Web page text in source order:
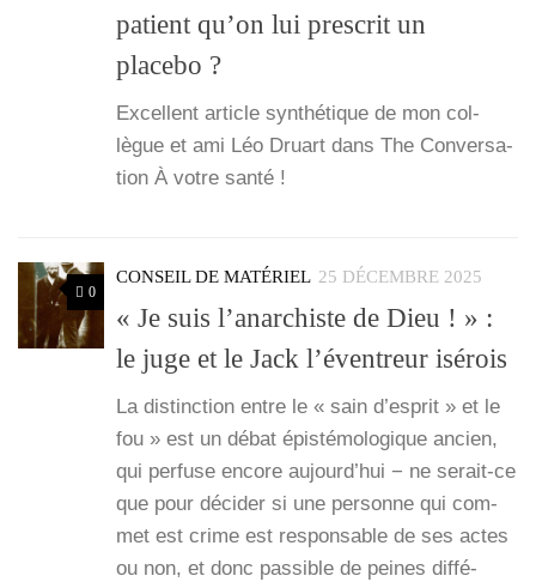
patient qu’on lui prescrit un
placebo ?
Excellent article syn­thé­tique de mon col­
lègue et ami Léo Druart dans The Conver­sa­
tion À votre san­té !
0
CONSEIL DE MATÉRIEL 25 DÉCEMBRE 2025
« Je suis l’anarchiste de Dieu ! » :
le juge et le Jack l’éventreur isérois
La dis­tinc­tion entre le « sain d’es­prit » et le
fou » est un débat épis­té­mo­lo­gique ancien,
qui per­fuse encore aujourd’­hui − ne serait-ce
que pour déci­der si une per­sonne qui com­
met est crime est res­pon­sable de ses actes
ou non, et donc pas­sible de peines dif­fé­